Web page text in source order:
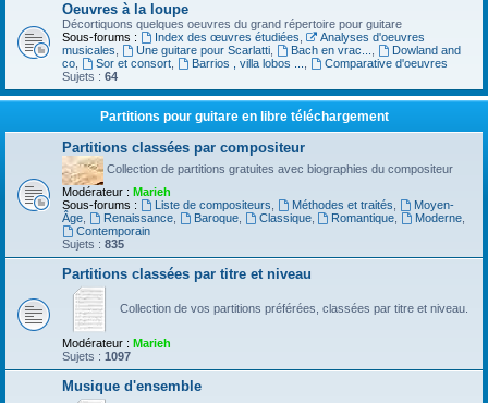
Oeuvres à la loupe
Décortiquons quelques oeuvres du grand répertoire pour guitare
Sous-forums :
Index des œuvres étudiées
Analyses d'oeuvres
musicales
Une guitare pour Scarlatti, Bach en vrac...
Dowland and
co
Sor et consort, Barrios , villa lobos ...
Comparative d'oeuvres
Sujets : 64
Partitions pour guitare en libre téléchargement
Partitions classées par compositeur
Collection de partitions gratuites avec biographies du compositeur
Modérateur : Marieh
Sous-forums :
Liste de compositeurs Méthodes et traités
Moyen-
Âge
Renaissance, Baroque, Classique, Romantique Moderne
Contemporain
Sujets : 835
Partitions classées par titre et niveau
Collection de vos partitions préférées, classées par titre et niveau.
Modérateur : Marieh
Sujets : 1097
Musique d'ensemble